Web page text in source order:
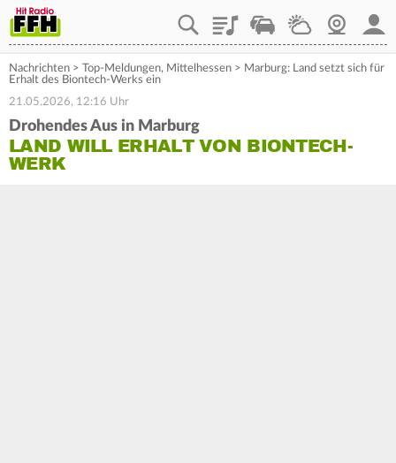
PlaylistStaupilotWetterWebcam
Nachrichten > Top-Meldungen, Mittelhessen > Marburg: Land setzt sich für
Erhalt des Biontech-Werks ein
21.05.2026, 12:16 Uhr
Drohendes Aus in Marburg
LAND WILL ERHALT VON BIONTECH-
WERK